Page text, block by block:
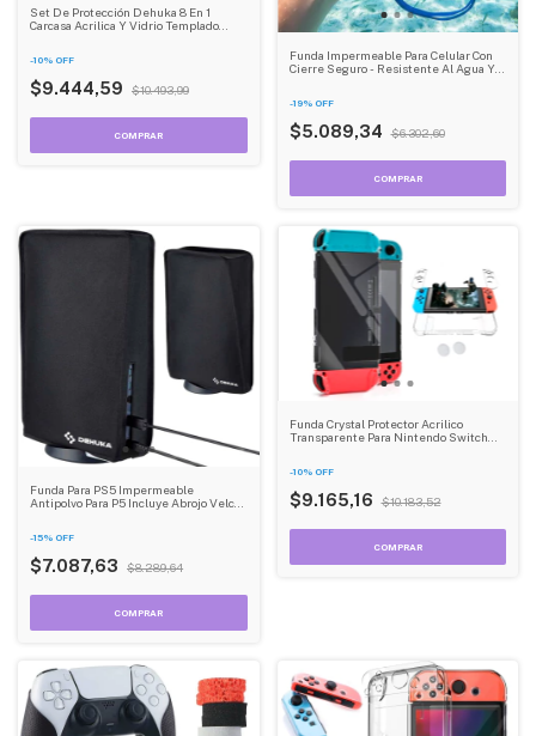
Set De Protección Dehuka 8 En 1
Carcasa Acrilica Y Vidrio Templado
-10% OFF
$9.444,59 $10.493,99
Funda Impermeable Para Celular Con
Cierre Seguro - Resistente Al Agua Y
-19% OFF
$5.089,34 $6.302,60
Funda Para PS5 Impermeable
Antipolvo Para P5 Incluye Abrojo Velcro
-15% OFF
$7.087,63 $8.289,64
Funda Crystal Protector Acrilico
Transparente Para Nintendo Switch
-10% OFF
$9.165,16 $10.183,52